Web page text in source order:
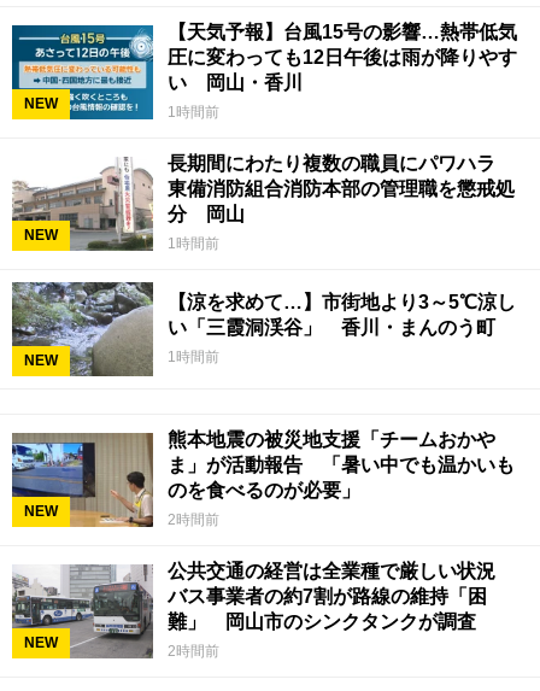
NEW
【天気予報】台風15号の影響…熱帯低気
圧に変わっても12日午後は雨が降りやす
い 岡山・香川
1時間前
NEW
長期間にわたり複数の職員にパワハラ
東備消防組合消防本部の管理職を懲戒処
分 岡山
1時間前
NEW
【涼を求めて…】市街地より3～5℃涼し
い「三霞洞渓谷」 香川・まんのう町
1時間前
NEW
熊本地震の被災地支援「チームおかや
ま」が活動報告 「暑い中でも温かいも
のを食べるのが必要」
2時間前
NEW
公共交通の経営は全業種で厳しい状況
バス事業者の約7割が路線の維持「困
難」 岡山市のシンクタンクが調査
2時間前